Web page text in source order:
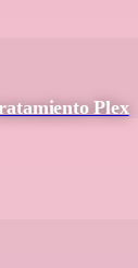
Plex